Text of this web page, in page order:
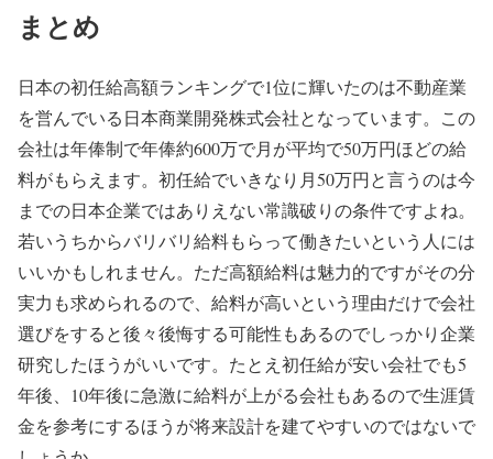
まとめ
日本の初任給高額ランキングで1位に輝いたのは不動産業
を営んでいる日本商業開発株式会社となっています。この
会社は年俸制で年俸約600万で月が平均で50万円ほどの給
料がもらえます。初任給でいきなり月50万円と言うのは今
までの日本企業ではありえない常識破りの条件ですよね。
若いうちからバリバリ給料もらって働きたいという人には
いいかもしれません。ただ高額給料は魅力的ですがその分
実力も求められるので、給料が高いという理由だけで会社
選びをすると後々後悔する可能性もあるのでしっかり企業
研究したほうがいいです。たとえ初任給が安い会社でも5
年後、10年後に急激に給料が上がる会社もあるので生涯賃
金を参考にするほうが将来設計を建てやすいのではないで